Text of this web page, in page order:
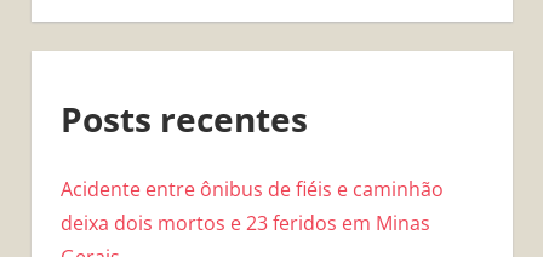
Posts recentes
Acidente entre ônibus de fiéis e caminhão
deixa dois mortos e 23 feridos em Minas